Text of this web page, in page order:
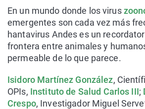
En un mundo donde los virus
emergentes son cada vez más
hantavirus Andes es un
frontera entre animales y
permeable de lo que parece.
Isidoro Martínez González,
OPIs, Instituto de Salud Carlos III;
Crespo, Investigador Miguel